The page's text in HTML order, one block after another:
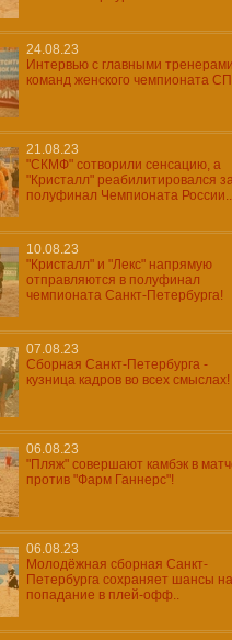
24.08.23
Интервью с главными тренерами
команд женского чемпионата
21.08.23
"СКМФ" сотворили сенсацию, а
"Кристалл" реабилитировался
полуфинал Чемпионата России..
10.08.23
"Кристалл" и "Лекс" напрямую
отправляются в полуфинал
чемпионата Санкт-Петербурга!
07.08.23
Сборная Санкт-Петербурга -
кузница кадров во всех смыслах!
06.08.23
"Пляж" совершают камбэк в
против "Фарм Ганнерс"!
06.08.23
Молодёжная сборная Санкт-
Петербурга сохраняет шансы на
попадание в плей-офф..